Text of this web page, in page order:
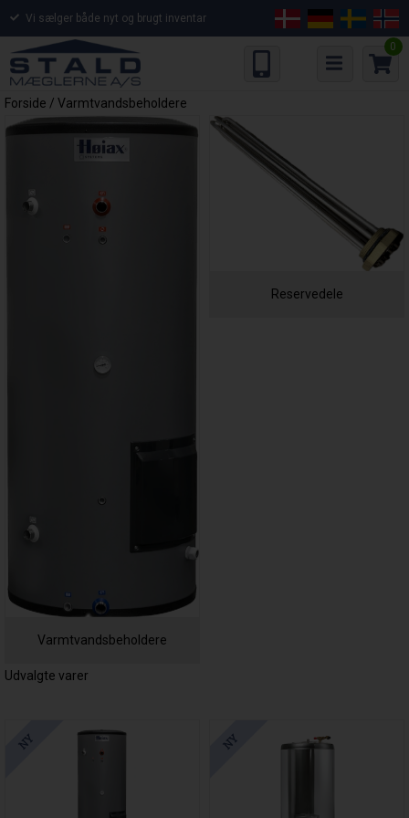
Vi sælger både nyt og brugt inventar
0
Forside / Varmtvandsbeholdere
Varmtvandsbeholdere
Reservedele
Udvalgte varer